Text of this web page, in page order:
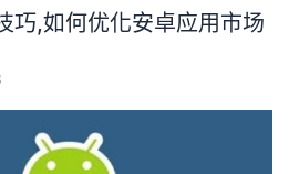
巧,如何优化安卓应用市场